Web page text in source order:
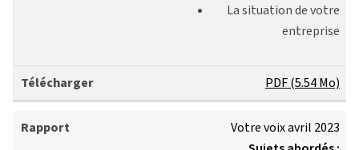
La situation de votre
entreprise
PDF (5.54 Mo)
Votre voix avril 2023